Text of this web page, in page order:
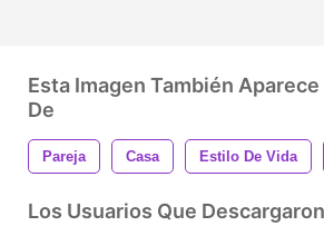
Esta Imagen También
De
Pareja Casa Estilo De Vida
Los Usuarios Que